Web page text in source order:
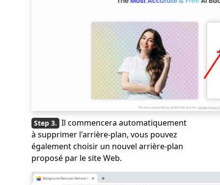
Il commencera automatiquement
à supprimer l'arrière-plan, vous pouvez
également choisir un nouvel arrière-plan
proposé par le site Web.